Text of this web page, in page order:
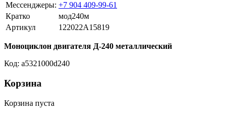
Мессенджеры: +7 904 409-99-61
Кратко
мод240м
Артикул
122022A15819
Моноциклон двигателя Д-240 металлический
Код: a5321000d240
Корзина
Корзина пуста